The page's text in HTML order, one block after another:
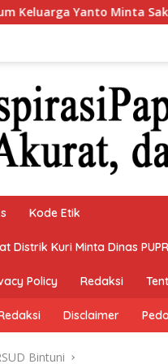
Saksi Jujur, Kebenaran
Kode Etik
Distrik Kuri Minta Dinas
Policy Redaksi
Disclaimer
Bintuni